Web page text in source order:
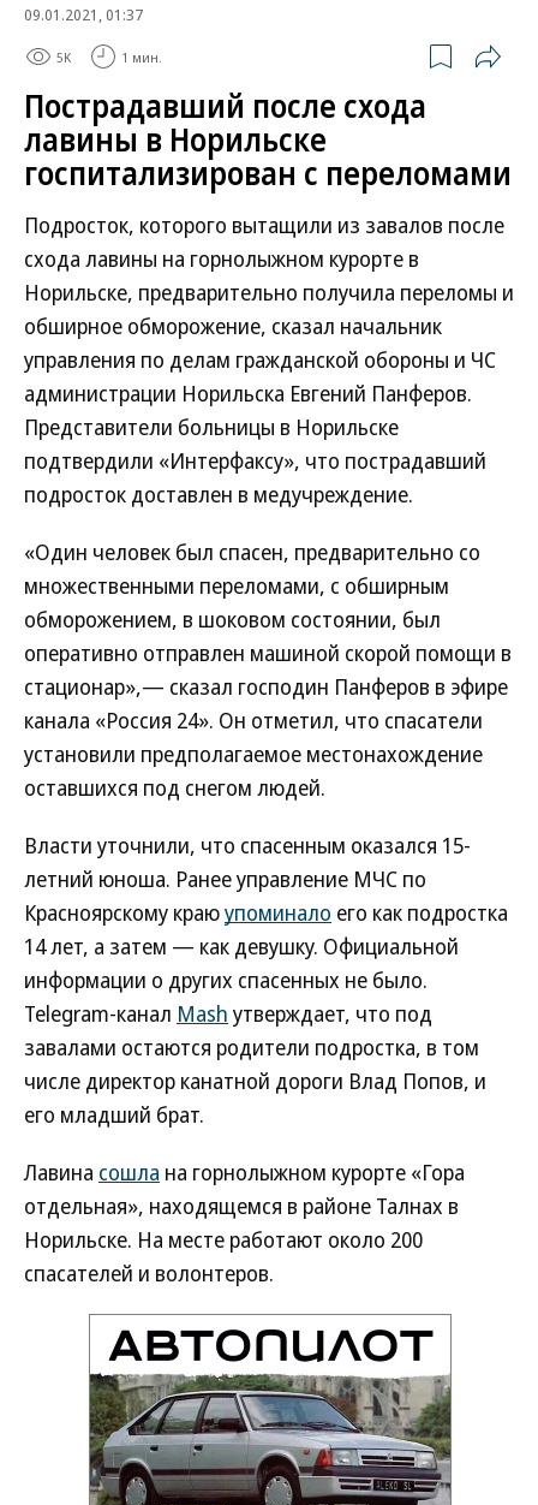
09.01.2021, 01:37
5K 1 мин.
Пострадавший после схода
лавины в Норильске
госпитализирован с переломами
Подросток, которого вытащили из завалов после
схода лавины на горнолыжном курорте в
Норильске, предварительно получила переломы и
обширное обморожение, сказал начальник
управления по делам гражданской обороны и ЧС
администрации Норильска Евгений Панферов.
Представители больницы в Норильске
подтвердили «Интерфаксу», что пострадавший
подросток доставлен в медучреждение.
«Один человек был спасен, предварительно со
множественными переломами, с обширным
обморожением, в шоковом состоянии, был
оперативно отправлен машиной скорой помощи в
стационар»,— сказал господин Панферов в эфире
канала «Россия 24». Он отметил, что спасатели
установили предполагаемое местонахождение
оставшихся под снегом людей.
Власти уточнили, что спасенным оказался 15-
летний юноша. Ранее управление МЧС по
Красноярскому краюупоминало его как подростка
14 лет, а затем — как девушку. Официальной
информации о других спасенных не было.
Telegram-канал Mash утверждает, что под
завалами остаются родители подростка, в том
числе директор канатной дороги Влад Попов, и
его младший брат.
Лавина сошла на горнолыжном курорте «Гора
отдельная», находящемся в районе Талнах в
Норильске. На месте работают около 200
спасателей и волонтеров.